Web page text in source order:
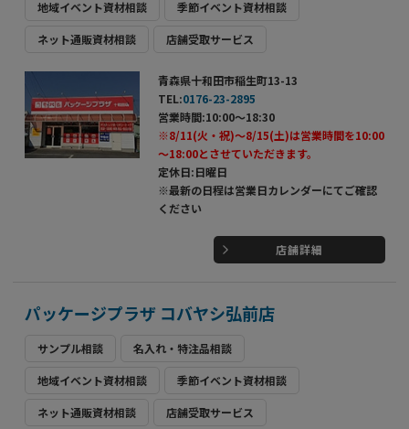
地域イベント資材相談 季節イベント資材相談
ネット通販資材相談 店舗受取サービス
青森県十和田市稲生町13-13
TEL:0176-23-2895
営業時間:10:00～18:30
※8/11(火・祝)～8/15(土)は営業時間を10:00
～18:00とさせていただきます。
定休日:日曜日
※最新の日程は営業日カレンダーにてご確認
ください
店舗詳細
パッケージプラザ コバヤシ弘前店
サンプル相談 名入れ・特注品相談
地域イベント資材相談 季節イベント資材相談
ネット通販資材相談 店舗受取サービス